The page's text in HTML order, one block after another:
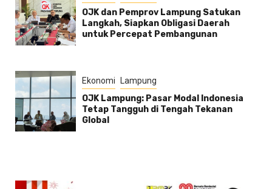
OJK dan Pemprov Lampung Satukan
Langkah, Siapkan Obligasi Daerah
untuk Percepat Pembangunan
Ekonomi Lampung
OJK Lampung: Pasar Modal Indonesia
Tetap Tangguh di Tengah Tekanan
Global